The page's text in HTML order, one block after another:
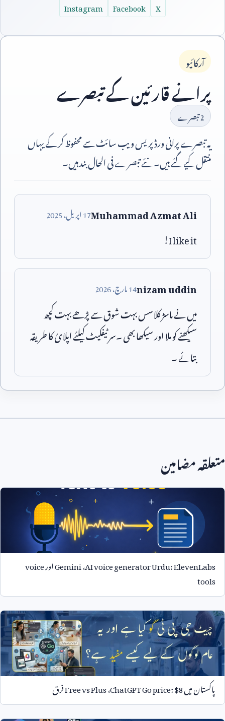
X
Facebook
Instagram
آرکائیو
پرانے قارئین کے تبصرے
2تبصرے
یہ تبصرے پرانی ورڈپریس ویب سائٹ سے محفوظ کر کے یہاں
منتقل کیے گئے ہیں۔ نئے تبصرے فی الحال بند ہیں۔
Muhammad Azmat Ali
17اپریل،2025
I like it
!
nizam uddin
14مارچ،2026
میں نے ماسڑ کلاسس بہت شوق سے پڑھے بہت کچھ
سیکھنے کو ملا اور سیکھا بھی ۔سر ٹیفکیٹ کیلئے اپلائ کا طریقہ
بتائے ۔
متعلقہ مضامین
AI voice generator Urdu: ElevenLabs،Geminiاورvoice
tools
پاکستان میںChatGPT Go price: $8،Free vs Plusفرق